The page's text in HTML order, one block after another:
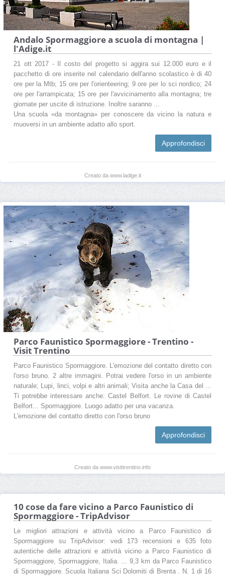
Andalo Spormaggiore a scuola di montagna |
l'Adige.it
21 ott 2017 - Il costo del progetto si aggira sui 12.000 euro e il
pacchetto di ore inserite nel calendario dell'anno scolastico è di 40
ore per la Mtb; 15 ore per l'orienteering; 9 ore per lo sci nordico; 24
ore per l'arrampicata; 15 ore per l'avvicinamento alla montagna; tre
giornate per uscite di istruzione. Inoltre saranno ...
Una scuola «da montagna» per conoscere da vicino la natura e
muoversi in un ambiente adatto allo sport.
Approfondisci
Creato da www.ladige.it
Parco Faunistico Spormaggiore - Trentino -
Visit Trentino
Parco Faunistico Spormaggiore. L'emozione del contatto diretto con
l'orso bruno. 2 altre immagini. Potrai vedere l'orso in un ambiente
naturale; Lupi, linci, volpi e altri animali; Visita anche la Casa del ...
Ti potrebbe interessare anche: Castel Belfort. Le rovine di Castel
Belfort... Spormaggiore. Luogo adatto per una vacanza.
L'emozione del contatto diretto con l'orso bruno
Approfondisci
Creato da www.visittrentino.info
10 cose da fare vicino a Parco Faunistico di
Spormaggiore - TripAdvisor
Le migliori attrazioni e attività vicino a Parco Faunistico di
Spormaggiore su TripAdvisor: vedi 173 recensioni e 635 foto
autentiche delle attrazioni e attività vicino a Parco Faunistico di
Spormaggiore, Spormaggiore, Italia. ... 9,3 km da Parco Faunistico
di Spormaggiore. Scuola Italiana Sci Dolomiti di Brenta . N. 1 di 16